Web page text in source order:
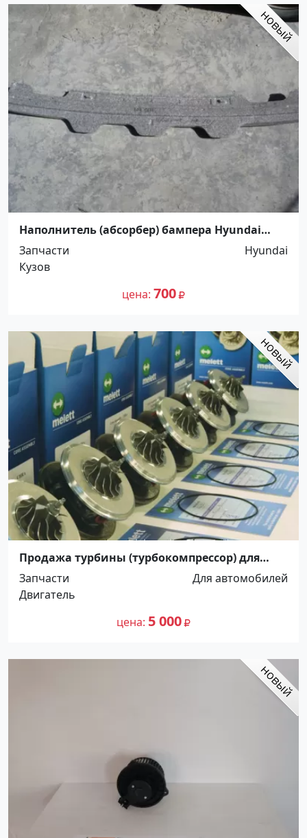
Наполнитель (абсорбер) бампера Hyundai
Getz заднего Краснодар
Запчасти
Hyundai
Кузов
цена 700
Продажа турбины (турбокомпрессор) для
двигателя автомобиля Краснодар
Запчасти
Для автомобилей
Двигатель
цена 5 000